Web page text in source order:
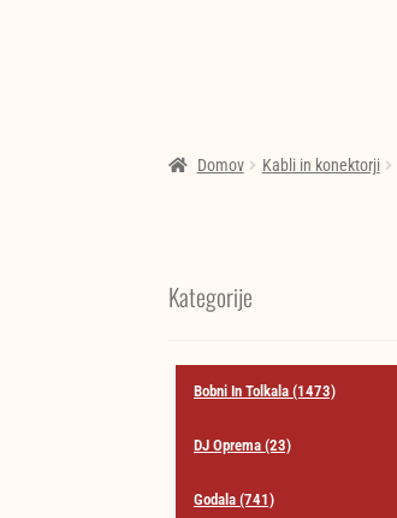
Domov Kabli in konektorji
Kategorije
Bobni In Tolkala(1473)
DJ Oprema(23)
Godala(741)